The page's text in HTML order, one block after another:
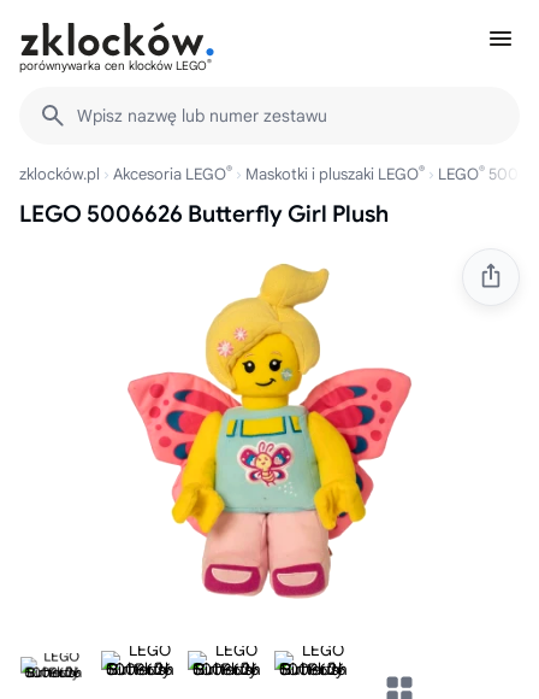
porównywarka cen klocków LEGO®
Wpisz nazwę lub numer zestawu
zklocków.pl Akcesoria LEGO® Maskotki i pluszaki LEGO® LEGO®
LEGO 5006626 Butterfly Girl Plush